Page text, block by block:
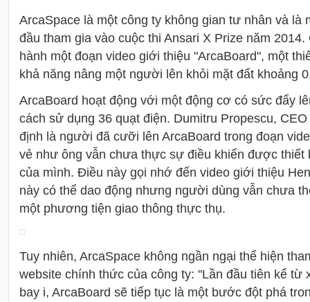
ArcaSpace là một công ty không gian tư nhân và là
đầu tham gia vào cuộc thi Ansari X Prize năm
hành một đoạn video giới thiệu "ArcaBoard", một
khả năng nâng một người lên khỏi mặt đất khoảng
ArcaBoard hoạt động với một động cơ có sức đẩy
cách sử dụng 36 quạt điện. Dumitru Propescu,
định là người đã cưỡi lên ArcaBoard trong đoạn
vẻ như ông vẫn chưa thực sự điều khiển được thiết
của mình. Điều này gọi nhớ đến video giới thiệu
này có thể dao động nhưng người dùng vẫn chưa
một phương tiện giao thông thực thụ.
Tuy nhiên, ArcaSpace không ngần ngại thể hiện
website chính thức của công ty: "Lần đầu tiên kể từ
bay i, ArcaBoard sẽ tiếp tục là một bước đột phá